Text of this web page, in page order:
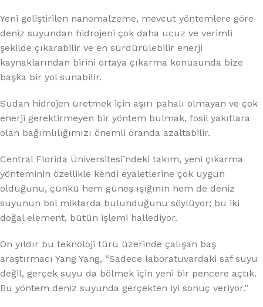
Yeni geliştirilen nanomalzeme, mevcut yöntemlere göre
deniz suyundan hidrojeni çok daha ucuz ve verimli
şekilde çıkarabilir ve en sürdürülebilir enerji
kaynaklarından birini ortaya çıkarma konusunda bize
başka bir yol sunabilir.
Sudan hidrojen üretmek için aşırı pahalı olmayan ve çok
enerji gerektirmeyen bir yöntem bulmak, fosil yakıtlara
olan bağımlılığımızı önemli oranda azaltabilir.
Central Florida Üniversitesi’ndeki takım, yeni çıkarma
yönteminin özellikle kendi eyaletlerine çok uygun
olduğunu, çünkü hem güneş ışığının hem de deniz
suyunun bol miktarda bulunduğunu söylüyor; bu iki
doğal element, bütün işlemi hallediyor.
On yıldır bu teknoloji türü üzerinde çalışan baş
araştırmacı Yang Yang, “Sadece laboratuvardaki saf suyu
değil, gerçek suyu da bölmek için yeni bir pencere açtık.
Bu yöntem deniz suyunda gerçekten iyi sonuç veriyor.”